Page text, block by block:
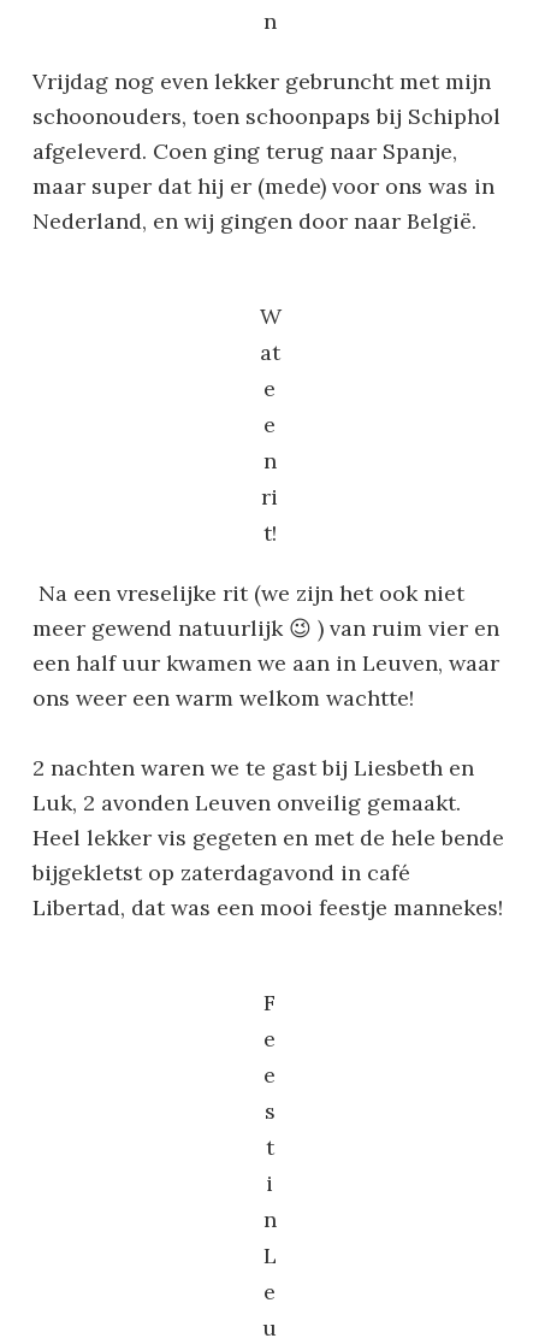
n
Vrijdag nog even lekker gebruncht met mijn
schoonouders, toen schoonpaps bij Schiphol
afgeleverd. Coen ging terug naar Spanje,
maar super dat hij er (mede) voor ons was in
Nederland, en wij gingen door naar België.
W
at
e
e
n
ri
t!
Na een vreselijke rit (we zijn het ook niet
meer gewend natuurlijk 😉 ) van ruim vier en
een half uur kwamen we aan in Leuven, waar
ons weer een warm welkom wachtte!
2 nachten waren we te gast bij Liesbeth en
Luk, 2 avonden Leuven onveilig gemaakt.
Heel lekker vis gegeten en met de hele bende
bijgekletst op zaterdagavond in café
Libertad, dat was een mooi feestje mannekes!
F
e
e
s
t
i
n
L
e
u